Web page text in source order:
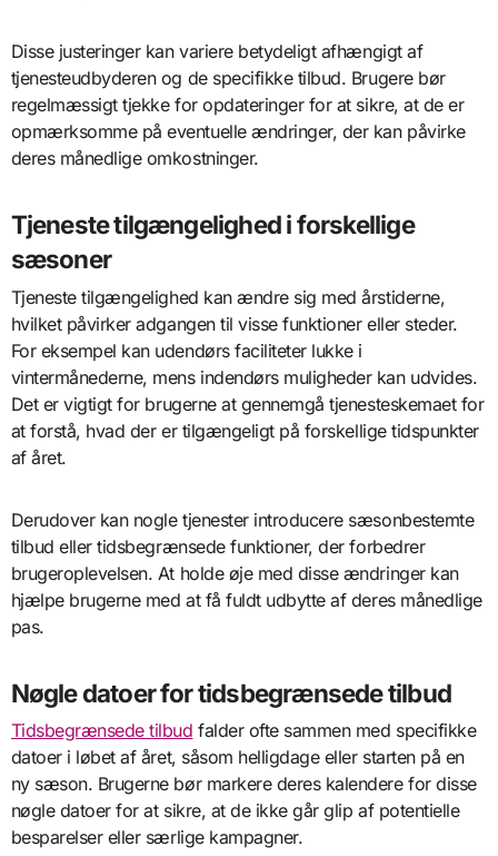
Disse justeringer kan variere betydeligt afhængigt af
tjenesteudbyderen og de specifikke tilbud. Brugere bør
regelmæssigt tjekke for opdateringer for at sikre, at de er
opmærksomme på eventuelle ændringer, der kan påvirke
deres månedlige omkostninger.
Tjeneste tilgængelighed i forskellige
sæsoner
Tjeneste tilgængelighed kan ændre sig med årstiderne,
hvilket påvirker adgangen til visse funktioner eller steder.
For eksempel kan udendørs faciliteter lukke i
vintermånederne, mens indendørs muligheder kan udvides.
Det er vigtigt for brugerne at gennemgå tjenesteskemaet for
at forstå, hvad der er tilgængeligt på forskellige tidspunkter
af året.
Derudover kan nogle tjenester introducere sæsonbestemte
tilbud eller tidsbegrænsede funktioner, der forbedrer
brugeroplevelsen. At holde øje med disse ændringer kan
hjælpe brugerne med at få fuldt udbytte af deres månedlige
pas.
Nøgle datoer for tidsbegrænsede tilbud
Tidsbegrænsede tilbud falder ofte sammen med specifikke
datoer i løbet af året, såsom helligdage eller starten på en
ny sæson. Brugerne bør markere deres kalendere for disse
nøgle datoer for at sikre, at de ikke går glip af potentielle
besparelser eller særlige kampagner.